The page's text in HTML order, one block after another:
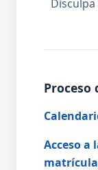
Proceso
Acceso a